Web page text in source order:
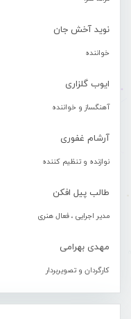
نوید آخش جان
خواننده
ایوب گلزاری
آهنگساز و خواننده
آرشام غفوری
نوازنده و تنظیم کننده
طالب پیل افکن
مدیر اجرایی ، فعال هنری
مهدی بهرامی
کارگردان و تصویربردار